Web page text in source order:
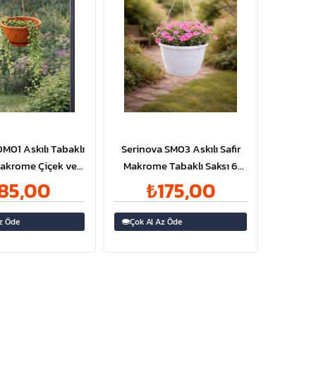
Askılı Tabaklı
Çiçek ve
No:1 - 2 Litre |
ID2866
Öde
Serinova SM03 Askılı Safir
Makrome Tabaklı Saksı 6
Litre | ID1440
₺175,00
Çok Al Az Öde